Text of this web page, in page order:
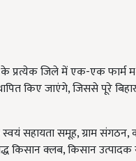
के प्रत्येक जिले में एक-एक फार्म
किए जाएंगे, जिससे पूरे
सहायता समूह, ग्राम
किसान क्लब, किसान